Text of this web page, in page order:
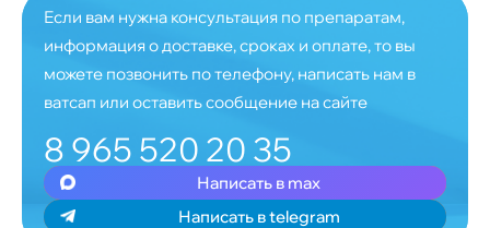
Если вам нужна консультация по препаратам,
информация о доставке, сроках и оплате, то вы
можете позвонить по телефону, написать нам в
ватсап или оставить сообщение на сайте
8 965 520 20 35
Написать в max
Написать в telegram